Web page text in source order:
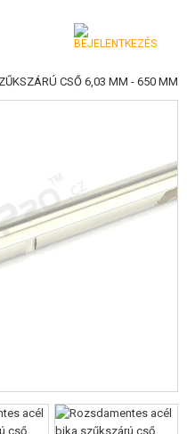
CSŐ 6,03 MM - 650 MM